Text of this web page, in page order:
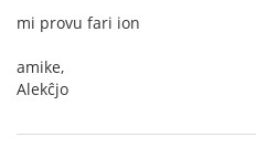
mi provu fari ion
amike,
Alekĉjo